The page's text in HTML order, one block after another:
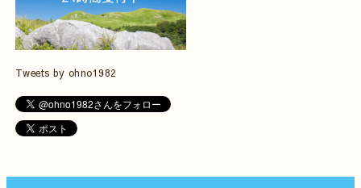
Tweets by ohno1982